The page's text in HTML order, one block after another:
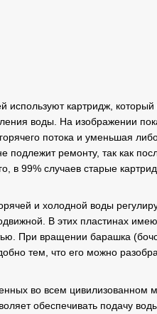
используют картридж,
воды. На изображении
потока и уменьшая
ремонту, так как
в 99% случаев старые
и холодной воды
В этих пластинах
При вращении барашка
тем, что его можно
во всем цивилизованном
обеспечивать подачу